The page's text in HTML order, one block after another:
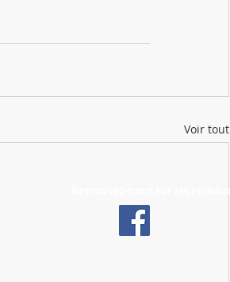
Voir tout
Retrouvez-nous sur les réseaux